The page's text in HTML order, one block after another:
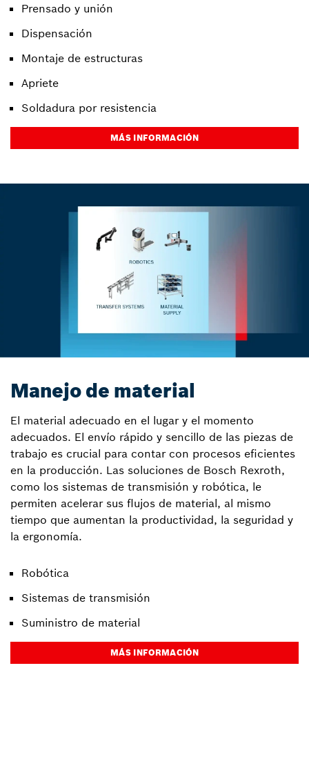
Prensado y unión
Dispensación
Montaje de estructuras
Apriete
Soldadura por resistencia
MÁS INFORMACIÓN
Manejo de material
El material adecuado en el lugar y el momento
adecuados. El envío rápido y sencillo de las piezas de
trabajo es crucial para contar con procesos eficientes
en la producción. Las soluciones de Bosch Rexroth,
como los sistemas de transmisión y robótica, le
permiten acelerar sus flujos de material, al mismo
tiempo que aumentan la productividad, la seguridad y
la ergonomía.
Robótica
Sistemas de transmisión
Suministro de material
MÁS INFORMACIÓN